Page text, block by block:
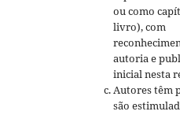
ou como
livro), com
autoria e
inicial nesta
Autores têm
são